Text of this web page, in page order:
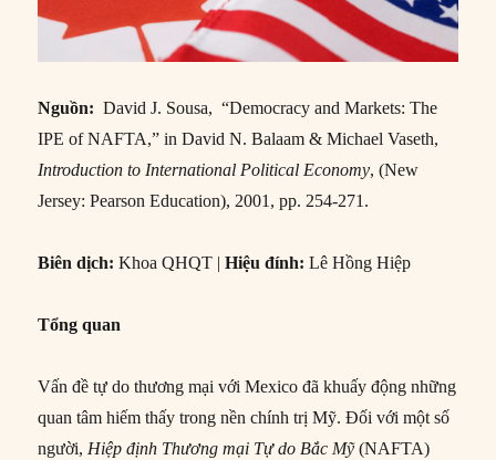
Nguồn: David J. Sousa, “Democracy and Markets: The
IPE of NAFTA,” in David N. Balaam & Michael Vaseth,
Introduction to International Political Economy, (New
Jersey: Pearson Education), 2001, pp. 254-271.
Biên dịch: Khoa QHQT |Hiệu đính: Lê Hồng Hiệp
Tổng quan
Vấn đề tự do thương mại với Mexico đã khuấy động những
quan tâm hiếm thấy trong nền chính trị Mỹ. Đối với một số
người, Hiệp định Thương mại Tự do Bắc Mỹ(NAFTA)